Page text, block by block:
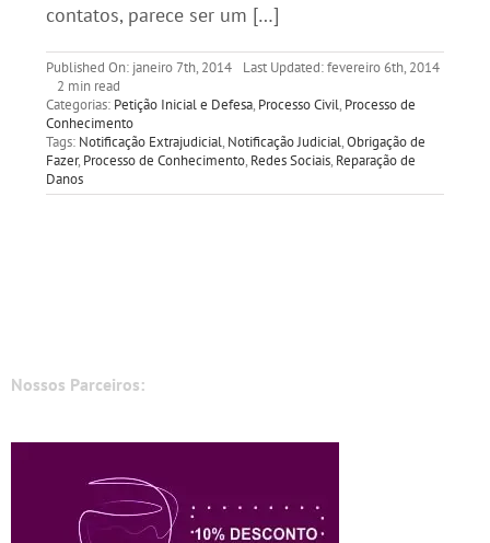
contatos, parece ser um […]
Published On: janeiro 7th, 2014
Last Updated: fevereiro 6th, 2014
2 min read
Categorias: Petição Inicial e Defesa, Processo Civil, Processo de
Conhecimento
Tags: Notificação Extrajudicial, Notificação Judicial,Obrigação de
Fazer, Processo de Conhecimento, Redes Sociais, Reparação de
Danos
Nossos Parceiros: